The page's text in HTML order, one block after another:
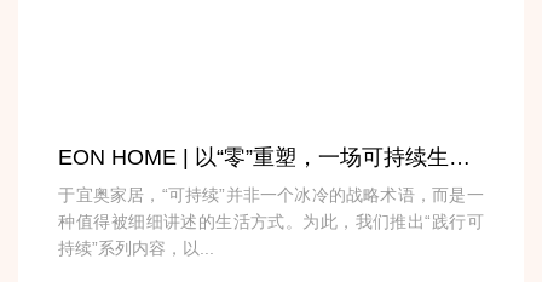
EON HOME | 以“零”重塑，一场可持续生活的空间变革
于宜奥家居，“可持续”并非一个冰冷的战略术语，而是一
种值得被细细讲述的生活方式。为此，我们推出“践行可
持续”系列内容，以...